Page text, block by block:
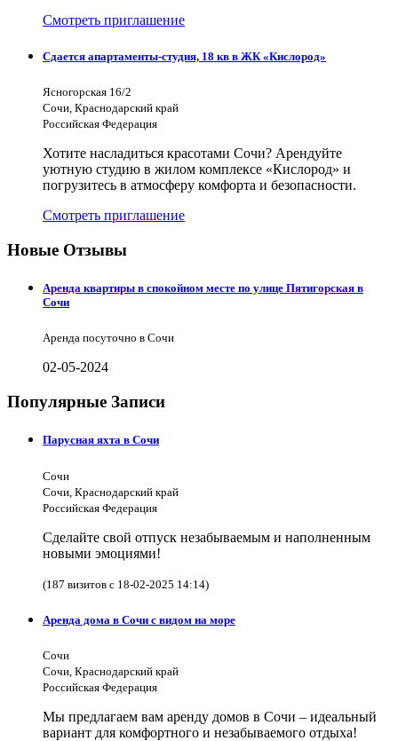
Смотреть приглашение
Сдается апартаменты-студия, 18 кв в ЖК «Кислород»
Ясногорская 16/2
Сочи, Краснодарский край
Российская Федерация
Хотите насладиться красотами Сочи? Арендуйте
уютную студию в жилом комплексе «Кислород» и
погрузитесь в атмосферу комфорта и безопасности.
Смотреть приглашение
Новые Отзывы
Аренда квартиры в спокойном месте по улице Пятигорская в
Сочи
Аренда посуточно в Сочи
02-05-2024
Популярные Записи
Парусная яхта в Сочи
Сочи
Сочи, Краснодарский край
Российская Федерация
Сделайте свой отпуск незабываемым и наполненным
новыми эмоциями!
(187 визитов с 18-02-2025 14:14)
Аренда дома в Сочи с видом на море
Сочи
Сочи, Краснодарский край
Российская Федерация
Мы предлагаем вам аренду домов в Сочи – идеальный
вариант для комфортного и незабываемого отдыха!